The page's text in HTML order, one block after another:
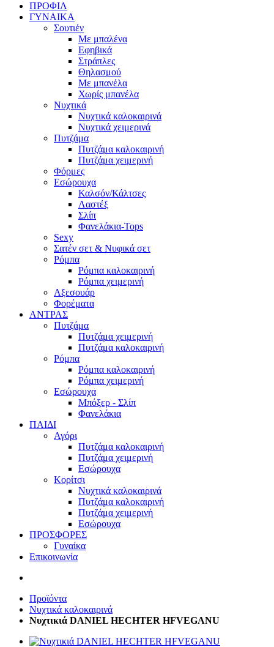
ΠΡΟΦΙΛ
ΓΥΝΑΙΚΑ
Σουτιέν
Με μπαλένα
Εφηβικά
Στράπλες
Θηλασμού
Με μπανέλα
Χωρίς μπανέλα
Νυχτικά
Νυχτικά καλοκαιρινά
Νυχτικά χειμερινά
Πυτζάμα
Πυτζάμα καλοκαιρινή
Πυτζάμα χειμερινή
Φόρμες
Εσώρουχα
Καλσόν/Κάλτσες
Λαστέξ
Σλίπ
Φανελάκια-Tops
Sexy
Σατέν σετ & Νυφικά σετ
Ρόμπα
Ρόμπα καλοκαιρινή
Ρόμπα χειμερινή
Αξεσουάρ
Φορέματα
ΑΝΤΡΑΣ
Πυτζάμα
Πυτζάμα χειμερινή
Πυτζάμα καλοκαιρινή
Ρόμπα
Ρόμπα καλοκαιρινή
Ρόμπα χειμερινή
Εσώρουχα
Μπόξερ - Σλίπ
Φανελάκια
ΠΑΙΔΙ
Αγόρι
Πυτζάμα καλοκαιρινή
Πυτζάμα χειμερινή
Εσώρουχα
Κορίτσι
Νυχτικά καλοκαιρινά
Πυτζάμα καλοκαιρινή
Πυτζάμα χειμερινή
Εσώρουχα
ΠΡΟΣΦΟΡΕΣ
Γυναίκα
Επικοινωνία
Προϊόντα
Νυχτικά καλοκαιρινά
Νυχτικιά DANIEL HECHTER HFVEGANU